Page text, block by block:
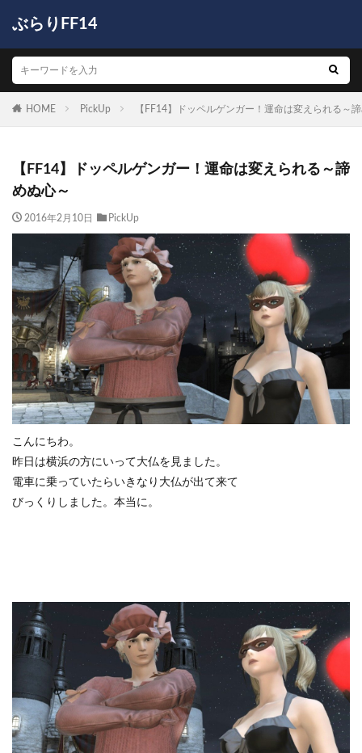
ぶらりFF14
HOME PickUp 【FF14】ドッペルゲンガー！運命は変えられる～
【FF14】ドッペルゲンガー！運命は変えられる～諦
めぬ心～
2016年2月10日 PickUp
こんにちわ。
昨日は横浜の方にいって大仏を見ました。
電車に乗っていたらいきなり大仏が出て来て
びっくりしました。本当に。